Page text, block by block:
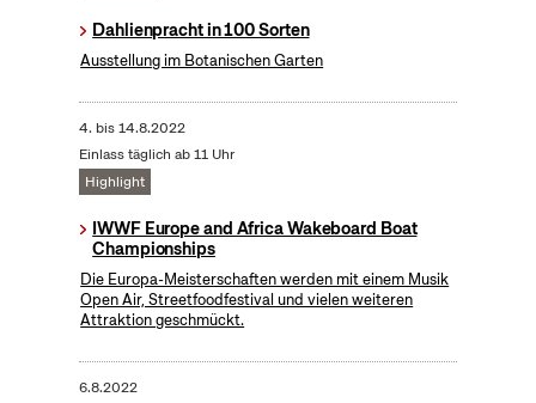
Dahlienpracht in 100 Sorten
Ausstellung im Botanischen Garten
4. bis14.8.2022
Einlass täglich ab 11 Uhr
Highlight
IWWF Europe and Africa Wakeboard Boat
Championships
Die Europa-Meisterschaften werden mit einem Musik
Open Air, Streetfoodfestival und vielen weiteren
Attraktion geschmückt.
6.8.2022